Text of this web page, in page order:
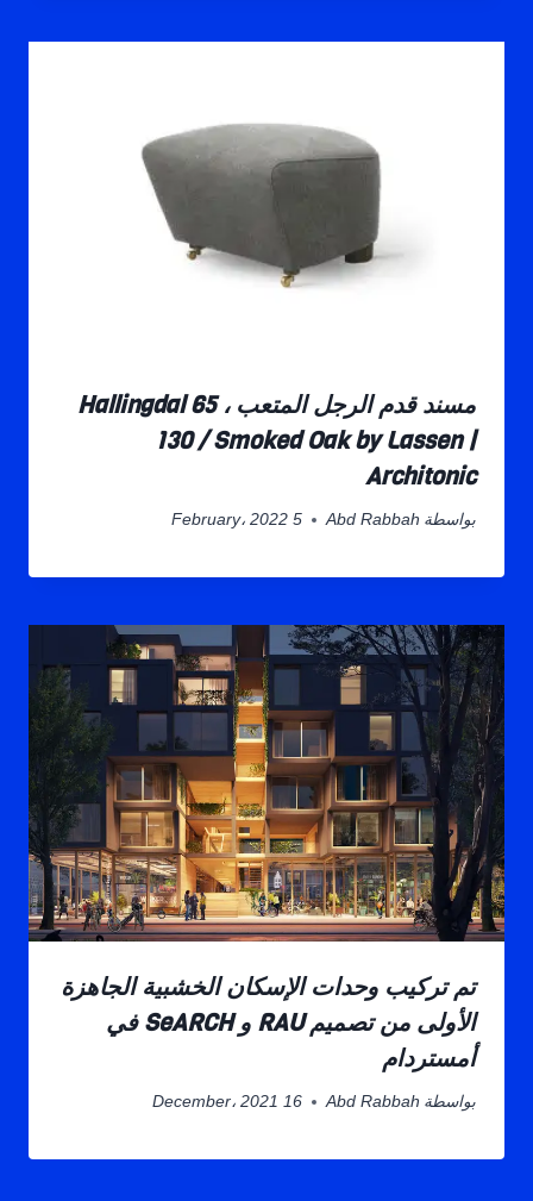
مسند قدم الرجل المتعب Hallingdal 65 ،
130 / Smoked Oak by Lassen |
Architonic
بواسطة Abd Rabbah 5 February، 2022
تم تركيب وحدات الإسكان الخشبية الجاهزة
الأولى من تصميم RAU و SeARCH في
أمستردام
بواسطة Abd Rabbah 16 December، 2021